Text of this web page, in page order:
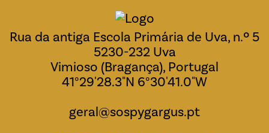
Rua da antiga Escola Primária de Uva, n.º 5
5230-232 Uva
Vimioso (Bragança), Portugal
41°29'28.3"N 6°30'41.0"W
geral@sospygargus.pt